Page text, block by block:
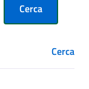
Cerca
Cerca